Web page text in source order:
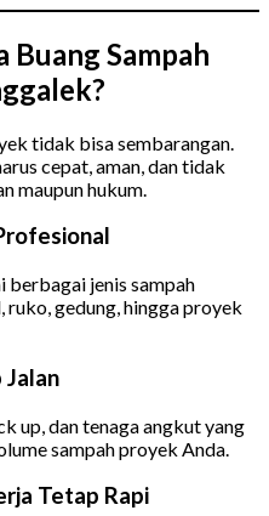
Buang Sampah
tidak bisa sembarangan.
cepat, aman, dan tidak
maupun hukum.
berbagai jenis sampah
gedung, hingga proyek
Jalan
up, dan tenaga angkut yang
sampah proyek Anda.
Tetap Rapi